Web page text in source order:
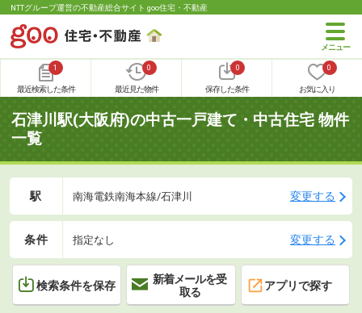
NTTグループ運営の不動産総合サイト goo住宅・不動産
1
最近検索した条件
0
最近見た物件
0
保存した条件
0
お気に入り
石津川駅(大阪府)の中古一戸建て・中古住宅 物件
一覧
駅 南海電鉄南海本線/石津川 変更する
条件 指定なし 変更する
検索条件を保存
新着メールを受
取る
アプリで探す